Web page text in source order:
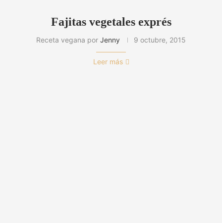
Fajitas vegetales exprés
Receta vegana por Jenny 9 octubre, 2015
Leer más